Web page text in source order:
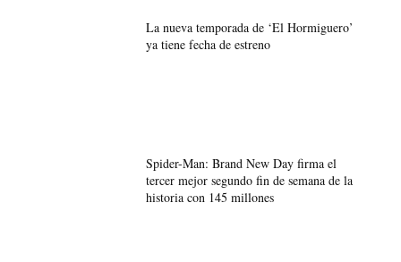
La nueva temporada de ‘El Hormiguero’
ya tiene fecha de estreno
Spider-Man: Brand New Day firma el
tercer mejor segundo fin de semana de la
historia con 145 millones